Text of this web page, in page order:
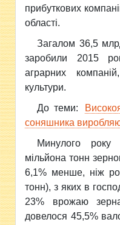
прибуткових
області.
Загалом 36,5
заробили 2015
аграрних
культури.
До теми:
соняшника
Минулого року
мільйона тонн
6,1% менше, ніж
тонн), з яких в
23% врожаю
довелося 45,5%